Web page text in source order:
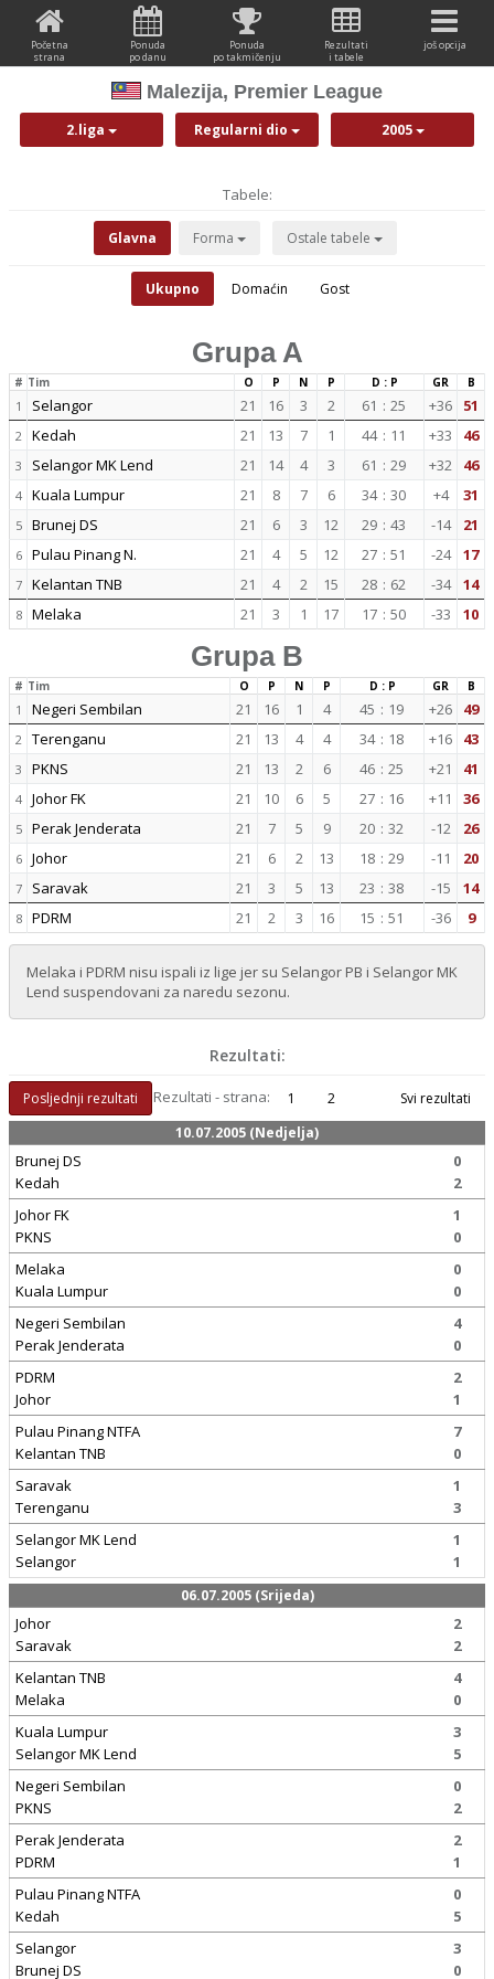
Početna
strana
Ponuda
po danu
Ponuda
po takmičenju
Rezultati
i tabele
još opcija
Malezija, Premier League
2.liga Regularni dio 2005
Tabele:
Glavna Forma Ostale tabele
Ukupno Domaćin Gost
Grupa A
# Tim O P N P D : P GR B
1 Selangor 21 16 3 2 61 : 25 +36 51
2 Kedah 21 13 7 1 44 : 11 +33 46
3 Selangor MK Lend 21 14 4 3 61 : 29 +32 46
4 Kuala Lumpur 21 8 7 6 34 : 30 +4 31
5 Brunej DS 21 6 3 12 29 : 43 -14 21
6 Pulau Pinang N. 21 4 5 12 27 : 51 -24 17
7 Kelantan TNB 21 4 2 15 28 : 62 -34 14
8 Melaka 21 3 1 17 17 : 50 -33 10
Grupa B
# Tim O P N P D : P GR B
1 Negeri Sembilan 21 16 1 4 45 : 19 +26 49
2 Terenganu 21 13 4 4 34 : 18 +16 43
3 PKNS 21 13 2 6 46 : 25 +21 41
4 Johor FK 21 10 6 5 27 : 16 +11 36
5 Perak Jenderata 21 7 5 9 20 : 32 -12 26
6 Johor 21 6 2 13 18 : 29 -11 20
7 Saravak 21 3 5 13 23 : 38 -15 14
8 PDRM 21 2 3 16 15 : 51 -36 9
Melaka i PDRM nisu ispali iz lige jer su Selangor PB i Selangor MK
Lend suspendovani za naredu sezonu.
Rezultati:
Posljednji rezultati Rezultati - strana: 1 2
Svi rezultati
10.07.2005 (Nedjelja)
Brunej DS
Kedah
0
2
Johor FK
PKNS
1
0
Melaka
Kuala Lumpur
0
0
Negeri Sembilan
Perak Jenderata
4
0
PDRM
Johor
2
1
Pulau Pinang NTFA
Kelantan TNB
7
0
Saravak
Terenganu
1
3
Selangor MK Lend
Selangor
1
1
06.07.2005 (Srijeda)
Johor
Saravak
2
2
Kelantan TNB
Melaka
4
0
Kuala Lumpur
Selangor MK Lend
3
5
Negeri Sembilan
PKNS
0
2
Perak Jenderata
PDRM
2
1
Pulau Pinang NTFA
Kedah
0
5
Selangor
Brunej DS
3
0